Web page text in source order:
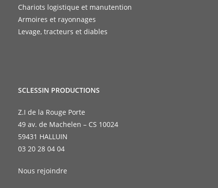
Chariots logistique et manutention
Armoires et rayonnages
Levage, tracteurs et diables
SCLESSIN PRODUCTIONS
Z.I de la Rouge Porte
49 av. de Machelen – CS 10024
59431 HALLUIN
03 20 28 04 04
Nous rejoindre